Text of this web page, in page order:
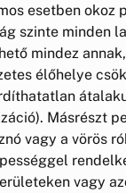
esetben okoz
szinte minden
mindez
élőhelye
Másrészt
vagy a vörös
vagy